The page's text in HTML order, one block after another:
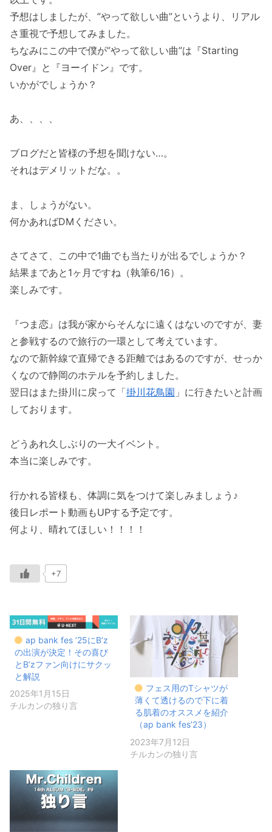
予想はしましたが、”やって欲しい曲”というより、リアル
さ重視で予想してみました。
ちなみにこの中で僕が”やって欲しい曲”は『Starting
Over』と『ヨーイドン』です。
いかがでしょうか？
あ、、、、
ブログだと皆様の予想を聞けない…。
それはデメリットだな。。
ま、しょうがない。
何かあればDMください。
さてさて、この中で1曲でも当たりが出るでしょうか？
結果まであと1ヶ月ですね（執筆6/16）。
楽しみです。
『つま恋』は我が家からそんなに遠くはないのですが、妻
と参戦するので旅行の一環として考えています。
なので新幹線で直帰できる距離ではあるのですが、せっか
くなので静岡のホテルを予約しました。
翌日はまた掛川に戻って「掛川花鳥園 」に行きたいと計画
しております。
どうあれ久しぶりの一大イベント。
本当に楽しみです。
行かれる皆様も、体調に気をつけて楽しみましょう♪
後日レポート動画もUPする予定です。
何より、晴れてほしい！！！！
+7
ap bank fes ’25にB’z
の出演が決定！その喜び
とB’zファン向けにサクッ
と解説
2025年1月15日
チルカンの独り言
フェス用のTシャツが
薄くて透けるので下に着
る肌着のオススメを紹介
（ap bank fes’23）
2023年7月12日
チルカンの独り言